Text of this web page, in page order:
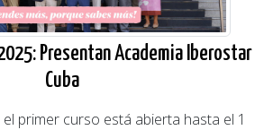
Presentan Academia Iberostar
Cuba
primer curso está abierta hasta el 1